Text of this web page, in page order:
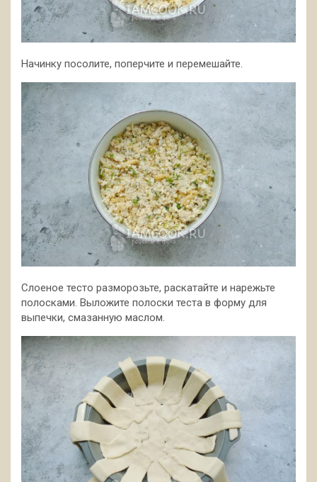
Начинку посолите, поперчите и перемешайте.
Слоеное тесто разморозьте, раскатайте и нарежьте
полосками. Выложите полоски теста в форму для
выпечки, смазанную маслом.